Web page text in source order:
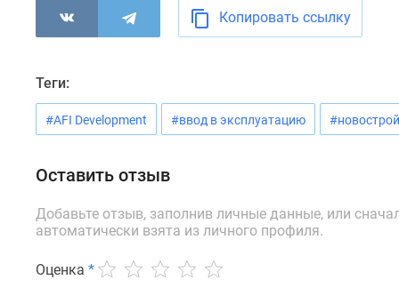
программы
Медиа
недвижимости
Мнение
Аналитика
рынка
Экспертиза
Копировать ссылку
Теги:
#AFI Development #ввод в эксплуатацию
Оставить отзыв
Добавьте отзыв, заполнив личные данные, или
автоматически взята из личного профиля.
Оценка *